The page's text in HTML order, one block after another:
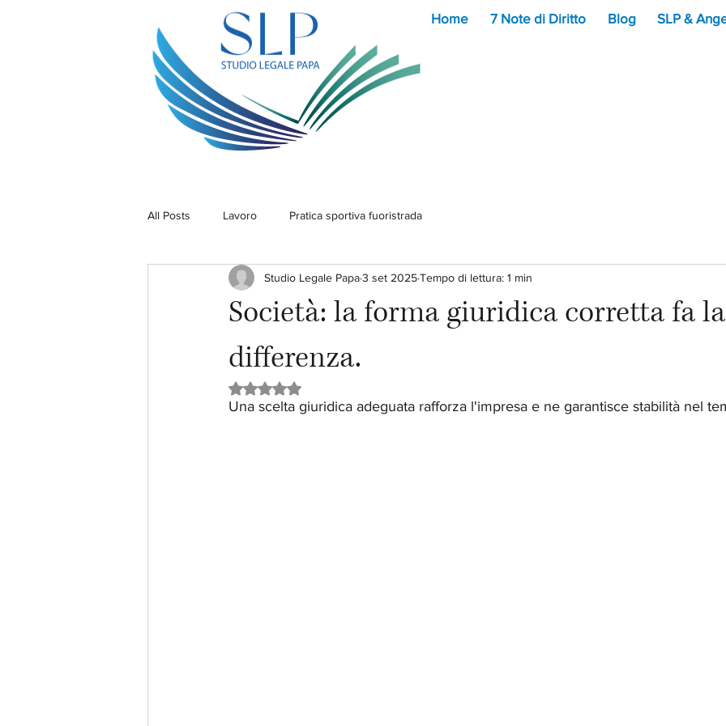
Home 7 Note di Diritto Blog SLP &
All Posts Lavoro Pratica sportiva fuoristrada
Società: la forma giuridica corretta fa la
differenza.
Studio Legale Papa3 set 2025Tempo di lettura: 1 min
Valutazione NaN stelle su 5.
Una scelta giuridica adeguata rafforza l'impresa e ne garantisce stabilità nel